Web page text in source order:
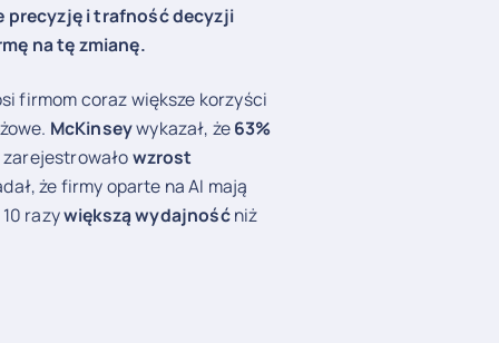
precyzję i trafność decyzji
na tę zmianę.
firmom coraz większe korzyści
McKinseywykazał, że63%
wzrost
że firmy oparte na AI mają
10 razywiększą wydajnośćniż